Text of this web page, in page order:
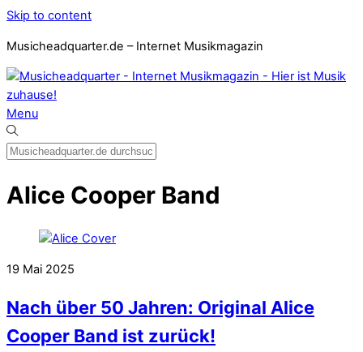
Skip to content
Musicheadquarter.de – Internet Musikmagazin
Menu
Alice Cooper Band
19 Mai 2025
Nach über 50 Jahren: Original Alice
Cooper Band ist zurück!